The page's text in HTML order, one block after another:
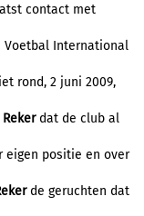
contact met
International
rond, 2 juni 2009,
Rekerdat de club al
positie en over
de geruchten dat